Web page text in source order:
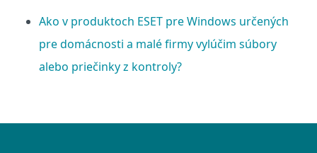
Ako v produktoch ESET pre Windows určených
pre domácnosti a malé firmy vylúčim súbory
alebo priečinky z kontroly?